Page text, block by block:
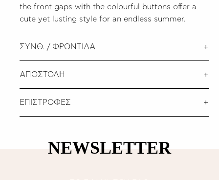
the front gaps with the colourful buttons offer a
cute yet lusting style for an endless summer.
ΣΥΝΘ. / ΦΡΟΝΤΙΔΑ
ΑΠΟΣΤΟΛΗ
ΕΠΙΣΤΡΟΦΕΣ
NEWSLETTER